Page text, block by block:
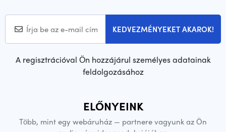
KEDVEZMÉNYEKET AKAROK!
A regisztrációval Ön hozzájárul személyes adatainak
feldolgozásához
ELŐNYEINK
Több, mint egy webáruház — partnere vagyunk az Ön